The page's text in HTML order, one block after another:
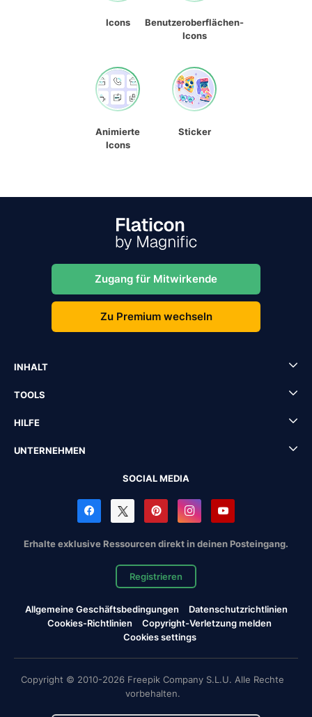
Icons
Benutzeroberflächen-
Icons
Animierte
Icons
Sticker
Zugang für Mitwirkende
Zu Premium wechseln
INHALT
TOOLS
HILFE
UNTERNEHMEN
SOCIAL MEDIA
Erhalte exklusive Ressourcen direkt in deinen Posteingang.
Registrieren
Allgemeine Geschäftsbedingungen
Datenschutzrichtlinien
Cookies-Richtlinien
Copyright-Verletzung melden
Cookies settings
Copyright © 2010-2026 Freepik Company S.L.U. Alle Rechte
vorbehalten.